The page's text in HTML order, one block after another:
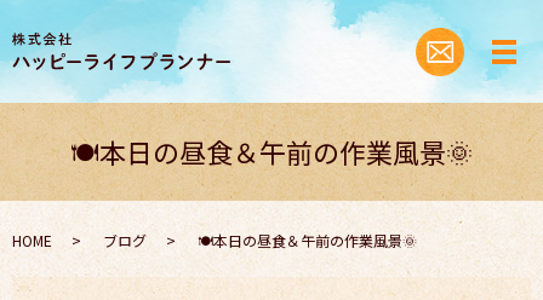
🍽️本日の昼食＆午前の作業風景🌞
HOME ブログ 🍽️本日の昼食＆午前の作業風景🌞